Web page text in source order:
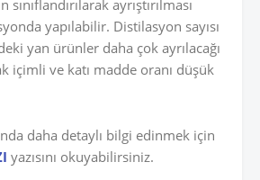
ayrıştırılması
yapılabilir. Distilasyon sayısı
yan ürünler daha çok ayrılacağı
içimli ve katı madde oranı düşük
daha detaylı bilgi edinmek için
yazısını okuyabilirsiniz.